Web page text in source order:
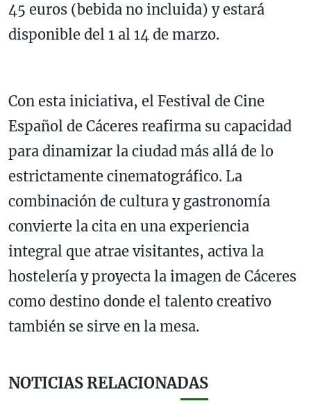
45 euros (bebida no incluida) y estará
disponible del 1 al 14 de marzo.
Con esta iniciativa, el Festival de Cine
Español de Cáceres reafirma su capacidad
para dinamizar la ciudad más allá de lo
estrictamente cinematográfico. La
combinación de cultura y gastronomía
convierte la cita en una experiencia
integral que atrae visitantes, activa la
hostelería y proyecta la imagen de Cáceres
como destino donde el talento creativo
también se sirve en la mesa.
NOTICIAS RELACIONADAS